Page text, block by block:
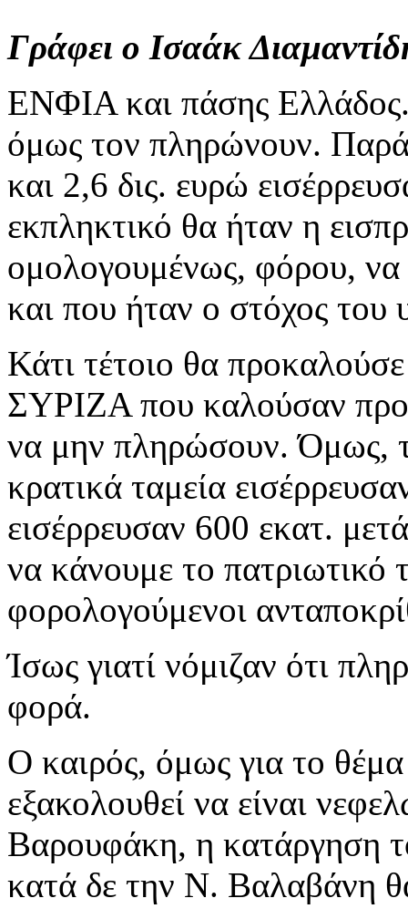
Γράφει ο Ισαάκ
ΕΝΦΙΑ και πάσης Ελλάδος.
όμως τον πληρώνουν. Παρά
και 2,6 δις. ευρώ
εκπληκτικό θα ήταν η
ομολογουμένως, φόρου,
και που ήταν ο στόχος του
Κάτι τέτοιο θα
ΣΥΡΙΖΑ που καλούσαν
να μην πληρώσουν. Όμως,
κρατικά ταμεία
εισέρρευσαν 600 εκατ.
να κάνουμε το πατριωτικό
φορολογούμενοι
Ίσως γιατί νόμιζαν ότι
φορά.
Ο καιρός, όμως για το
εξακολουθεί να είναι
Βαρουφάκη, η κατάργηση
κατά δε την Ν. Βαλαβάνη